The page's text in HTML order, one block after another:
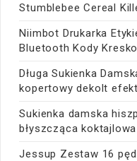
Stumblebee Cereal
Niimbot Drukarka
Bluetooth Kody
Długa Sukienka
kopertowy dekolt
Sukienka damska
błyszcząca koktajlowa
Jessup Zestaw 16